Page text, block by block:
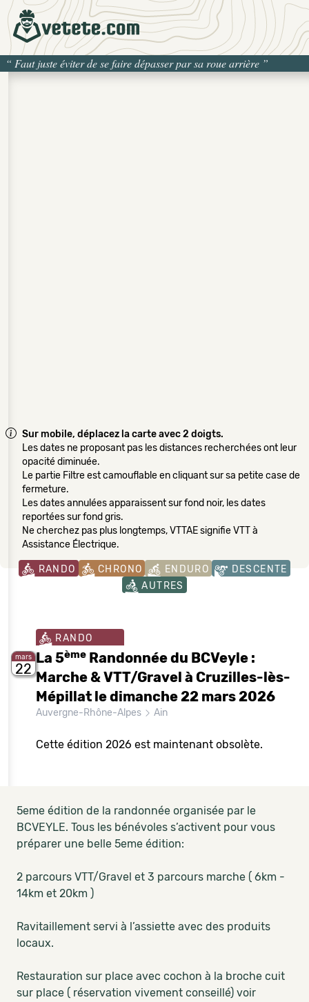
“ Faut juste éviter de se faire dépasser par sa roue arrière ”
Sur mobile, déplacez la carte avec 2 doigts.
Les dates ne proposant pas les distances recherchées ont leur
opacité diminuée.
Le partie Filtre est camouflable en cliquant sur sa petite case de
fermeture.
Les dates annulées apparaissent sur fond noir, les dates
reportées sur fond gris.
Ne cherchez pas plus longtemps, VTTAE signifie VTT à
Assistance Électrique.
RANDO CHRONO ENDURO
DESCENTE
AUTRES
mars
22
RANDO
La 5ème Randonnée du BCVeyle :
Marche & VTT/Gravel à Cruzilles-lès-
Mépillat le dimanche 22 mars 2026
Auvergne-Rhône-Alpes Ain
Cette édition 2026 est maintenant obsolète.
5eme édition de la randonnée organisée par le
BCVEYLE. Tous les bénévoles s’activent pour vous
préparer une belle 5eme édition:
2 parcours VTT/Gravel et 3 parcours marche ( 6km -
14km et 20km )
Ravitaillement servi à l’assiette avec des produits
locaux.
Restauration sur place avec cochon à la broche cuit
sur place ( réservation vivement conseillé) voir